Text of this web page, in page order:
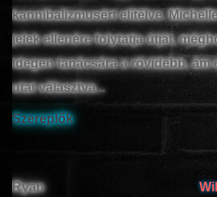
www.onlinefilmvilag2.eu,Copyright ©
semmilyen jogsértő tartalmat. Minden
Frissítve: 2026.07.27
kannibalizmusért elítélve.
jelek ellenére folytatja útját,
idegen tanácsára a rövidebb, ám
utat választva...
Szereplők
Ryan